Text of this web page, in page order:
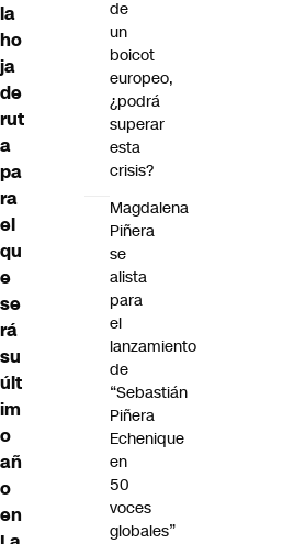
la
ho
ja
de
rut
a
pa
ra
el
qu
e
se
rá
su
últ
im
o
añ
o
en
de
un
boicot
europeo,
¿podrá
superar
esta
crisis?
Magdalena
Piñera
se
alista
para
el
lanzamiento
de
“Sebastián
Piñera
Echenique
en
50
voces
globales”